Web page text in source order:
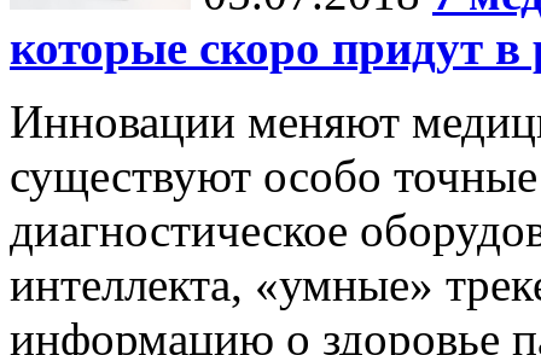
которые скоро придут
Инновации меняют
существуют особо
диагностическое
интеллекта, «умные»
информацию о здоровье